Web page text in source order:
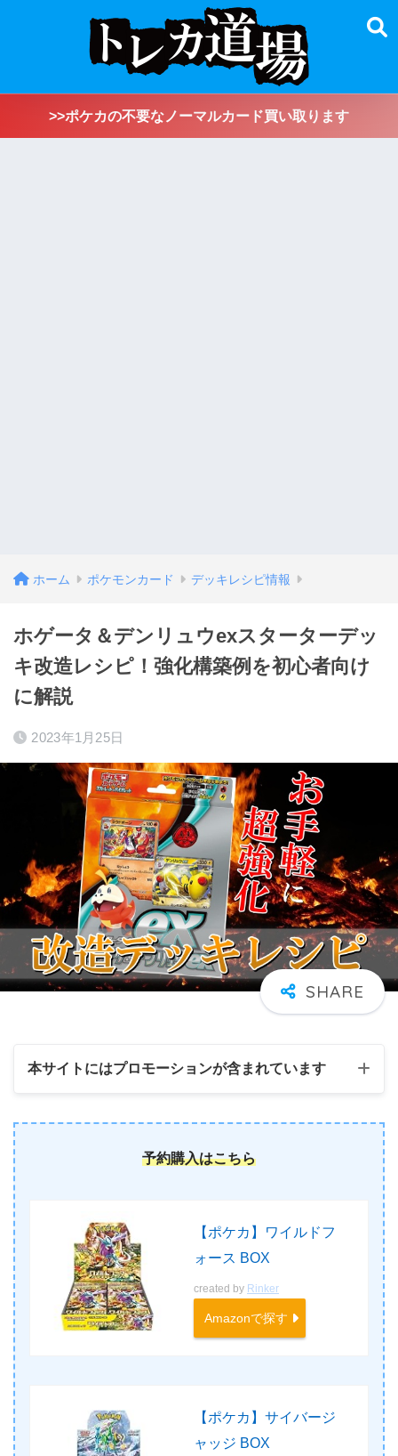
>>ポケカの不要なノーマルカード買い取ります
ホーム ポケモンカード デッキレシピ情報
ホゲータ＆デンリュウexスターターデッ
キ改造レシピ！強化構築例を初心者向け
に解説
2023年1月25日
本サイトにはプロモーションが含まれています
予約購入はこちら
【ポケカ】ワイルドフ
ォース BOX
created by Rinker
Amazonで探す
【ポケカ】サイバージ
ャッジ BOX